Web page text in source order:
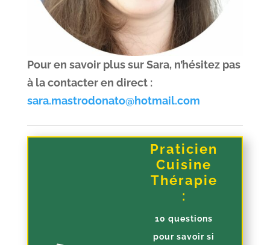
Pour en savoir plus sur Sara, n’hésitez pas
à la contacter en direct :
sara.mastrodonato@hotmail.com
Praticien
Cuisine
Thérapie
:
10 questions
pour savoir si